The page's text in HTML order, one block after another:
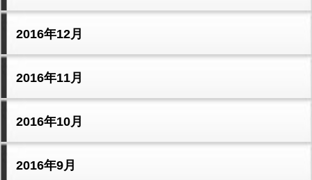
2016年12月
2016年11月
2016年10月
2016年9月